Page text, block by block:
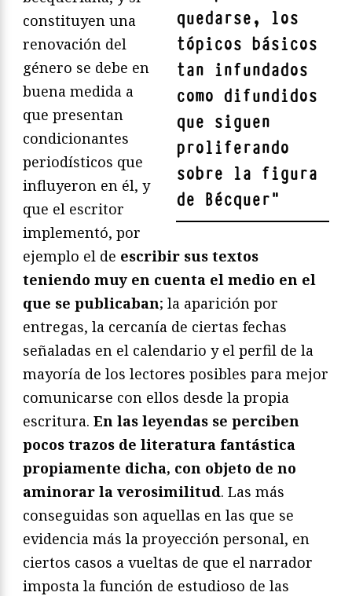
quedarse, los
tópicos básicos
tan infundados
como difundidos
que siguen
proliferando
sobre la figura
de Bécquer"
constituyen una
renovación del
género se debe en
buena medida a
que presentan
condicionantes
periodísticos que
influyeron en él, y
que el escritor
implementó, por
ejemplo el de escribir sus textos
teniendo muy en cuenta el medio en el
que se publicaban; la aparición por
entregas, la cercanía de ciertas fechas
señaladas en el calendario y el perfil de la
mayoría de los lectores posibles para mejor
comunicarse con ellos desde la propia
escritura. En las leyendas se perciben
pocos trazos de literatura fantástica
propiamente dicha, con objeto de no
aminorar la verosimilitud. Las más
conseguidas son aquellas en las que se
evidencia más la proyección personal, en
ciertos casos a vueltas de que el narrador
imposta la función de estudioso de las